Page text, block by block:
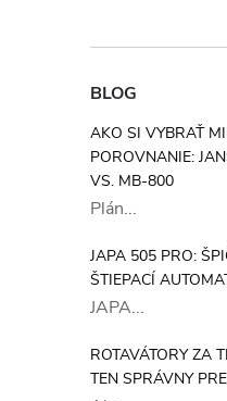
BLOG
AKO SI VYBRAŤ
POROVNANIE:
VS. MB-800
Plán...
JAPA 505 PRO:
ŠTIEPACÍ
JAPA...
ROTAVÁTORY ZA
TEN SPRÁVNY